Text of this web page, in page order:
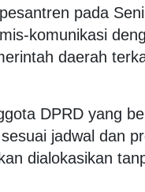
pada
komunikasi
daerah
DPRD yang
jadwal dan
dialokasikan